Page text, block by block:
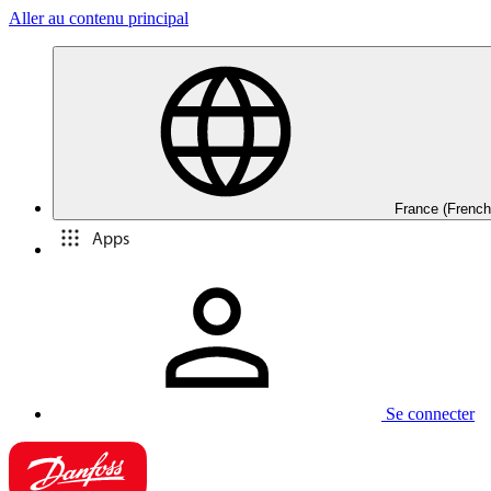
Aller au contenu principal
France
Apps
Se connecter